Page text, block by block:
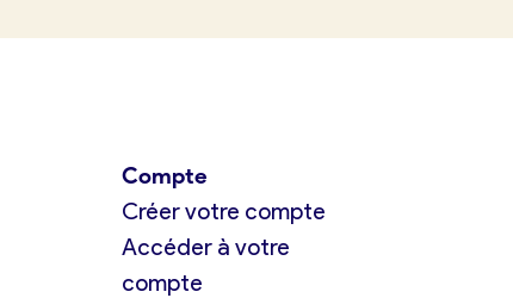
Compte
Créer votre compte
Accéder à votre
compte